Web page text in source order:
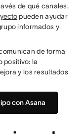
de qué canales.
pueden ayudar
informados y
de forma
positivo: la
y los resultados
con Asana